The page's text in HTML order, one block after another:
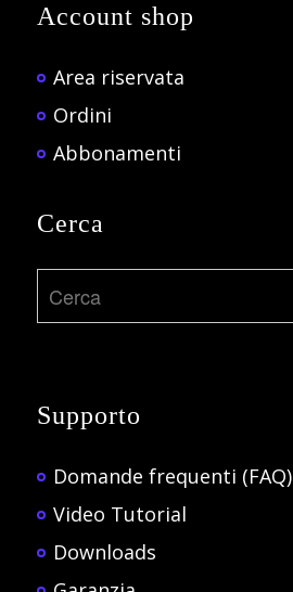
Account shop
Area riservata
Ordini
Abbonamenti
Cerca
Supporto
Domande frequenti (FAQ)
Video Tutorial
Downloads